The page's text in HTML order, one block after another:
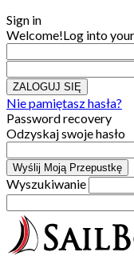
Sign in
Welcome!Log into
Nie pamiętasz hasła?
Password recovery
Odzyskaj swoje hasło
Wyszukiwanie